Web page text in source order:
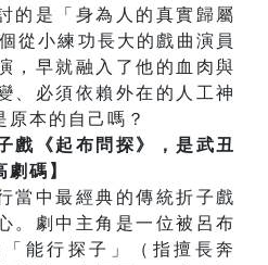
的是「身為人的真實歸屬
從小練功長大的戲曲演員
，早就融入了他的血肉與
、必須依賴外在的人工神
本的自己嗎？
戲《起布問探》，是武丑
碼】
當中最經典的傳統折子戲
。劇中主角是一位被呂布
能行探子」（指擅長奔